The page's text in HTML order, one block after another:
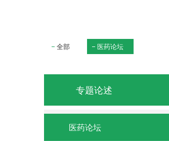
全部 医药论坛
专题论述
医药论坛